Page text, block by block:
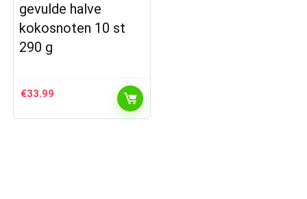
gevulde halve
kokosnoten 10 st
290 g
€33.99